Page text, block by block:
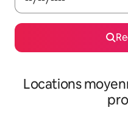
Locations